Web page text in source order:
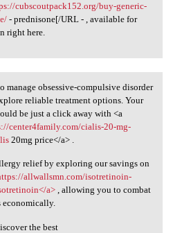
cubscoutpack152.org/buy-generic-
- prednisone[/URL - , available for
right here.
manage obsessive
manage obsessive-compulsive disorder
reliable treatment options. Your
be just a click away with <a
center4family.com/cialis-20-mg-
20mg price</a> .
relief by exploring our savings on
allwallsmn.com/isotretinoin-
a>, allowing you to combat
economically.
the best